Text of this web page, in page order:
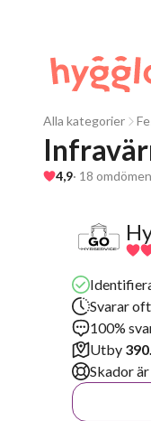
Alla kategorier
4,9· 18
Svarar
100%
Utby
Skador